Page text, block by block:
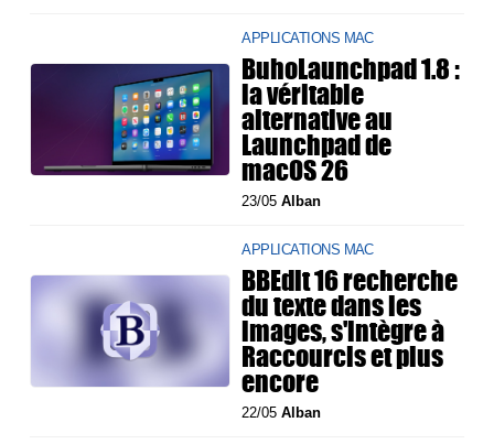
APPLICATIONS MAC
BuhoLaunchpad 1.8 :
la véritable
alternative au
Launchpad de
macOS 26
23/05Alban
APPLICATIONS MAC
BBEdit 16 recherche
du texte dans les
images, s'intègre à
Raccourcis et plus
encore
22/05Alban